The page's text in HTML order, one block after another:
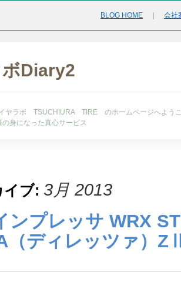
BLOG HOME 会社
Diary2
ヤラボ TSUCHIURA TIRE のホームページへよう
なった真心サービス
イブ: 3月 2013
ンプレッサ WRX
（ディレッツァ）